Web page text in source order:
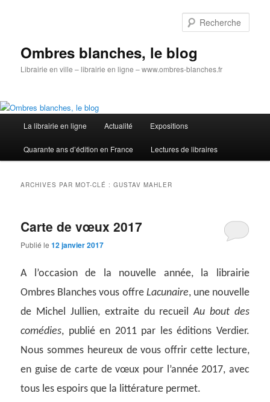
Ombres blanches, le blog
Librairie en ville – librairie en ligne – www.ombres-blanches.fr
principal
La librairie en ligne Actualité Expositions
Quarante ans d’édition en France Lectures de libraires
ARCHIVES PAR MOT-CLÉ :GUSTAV MAHLER
Carte de vœux 2017
Publié le12 janvier 2017
Al’occasion de la nouvelle année, la librairie
Ombres Blanches vous offre Lacunaire, une nouvelle
de Michel Jullien, extraite du recueilAu bout des
comédies, publié en 2011 par les éditions Verdier.
Nous sommes heureux de vous offrir cette lecture,
en guise de carte de vœux pour l’année 2017, avec
tous les espoirs que la littérature permet.